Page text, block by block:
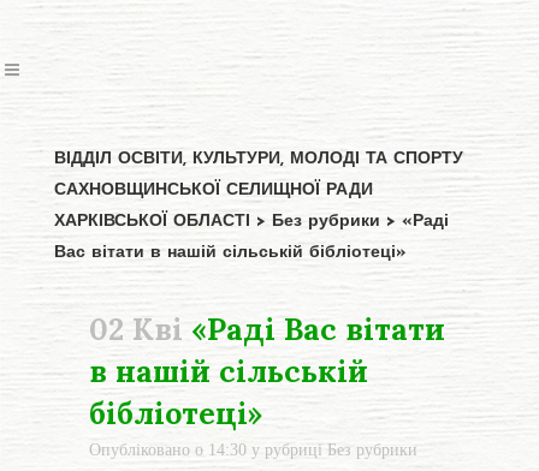
ВІДДІЛ ОСВІТИ, КУЛЬТУРИ, МОЛОДІ ТА СПОРТУ
САХНОВЩИНСЬКОЇ СЕЛИЩНОЇ РАДИ
ХАРКІВСЬКОЇ ОБЛАСТІ > Без рубрики > «Раді
Вас вітати в нашій сільській бібліотеці»
02 Кві «Раді Вас вітати
в нашій сільській
бібліотеці»
Опубліковано о 14:30 у рубриці Без рубрики